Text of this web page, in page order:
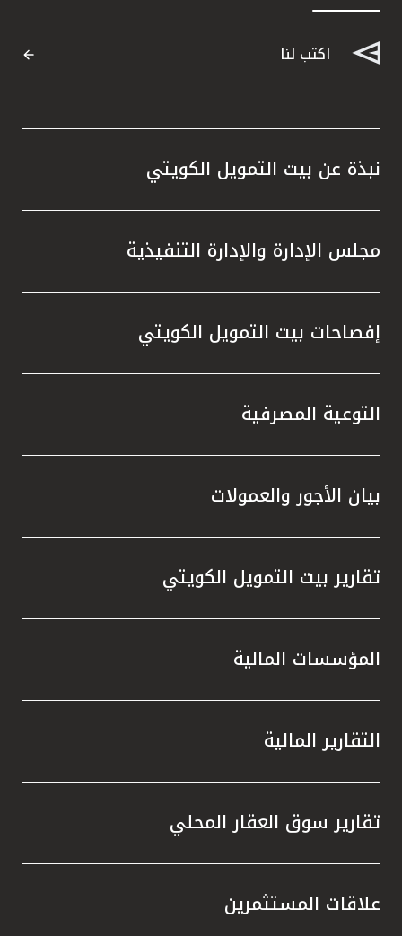
خدمات ما بعد البيع
اتصل بنا
مواقع الفروع وأجهزة الصرف الآلي
ألمانيا
تركيا
مصر
المملكة المتحدة
اكتب لنا
نبذة عن بيت التمويل الكويتي
مجلس الإدارة والإدارة التنفيذية
إفصاحات بيت التمويل الكويتي
التوعية المصرفية
بيان الأجور والعمولات
تقارير بيت التمويل الكويتي
المؤسسات المالية
التقارير المالية
تقارير سوق العقار المحلي
علاقات المستثمرين